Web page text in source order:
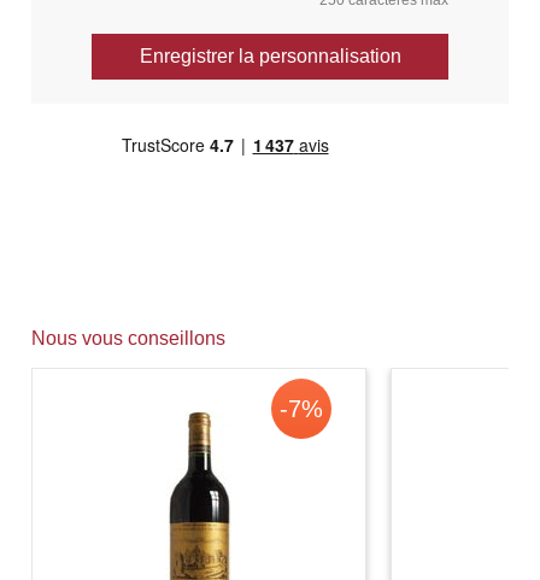
Enregistrer la personnalisation
Nous vous conseillons
-7%